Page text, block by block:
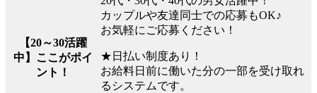
【20～30活躍
中】ここがポイ
ント！
カップルや友達同士での応募もOK♪
お気軽にご応募ください！
★日払い制度あり！
お給料日前に働いた分の一部を受け取れ
るシステムです。